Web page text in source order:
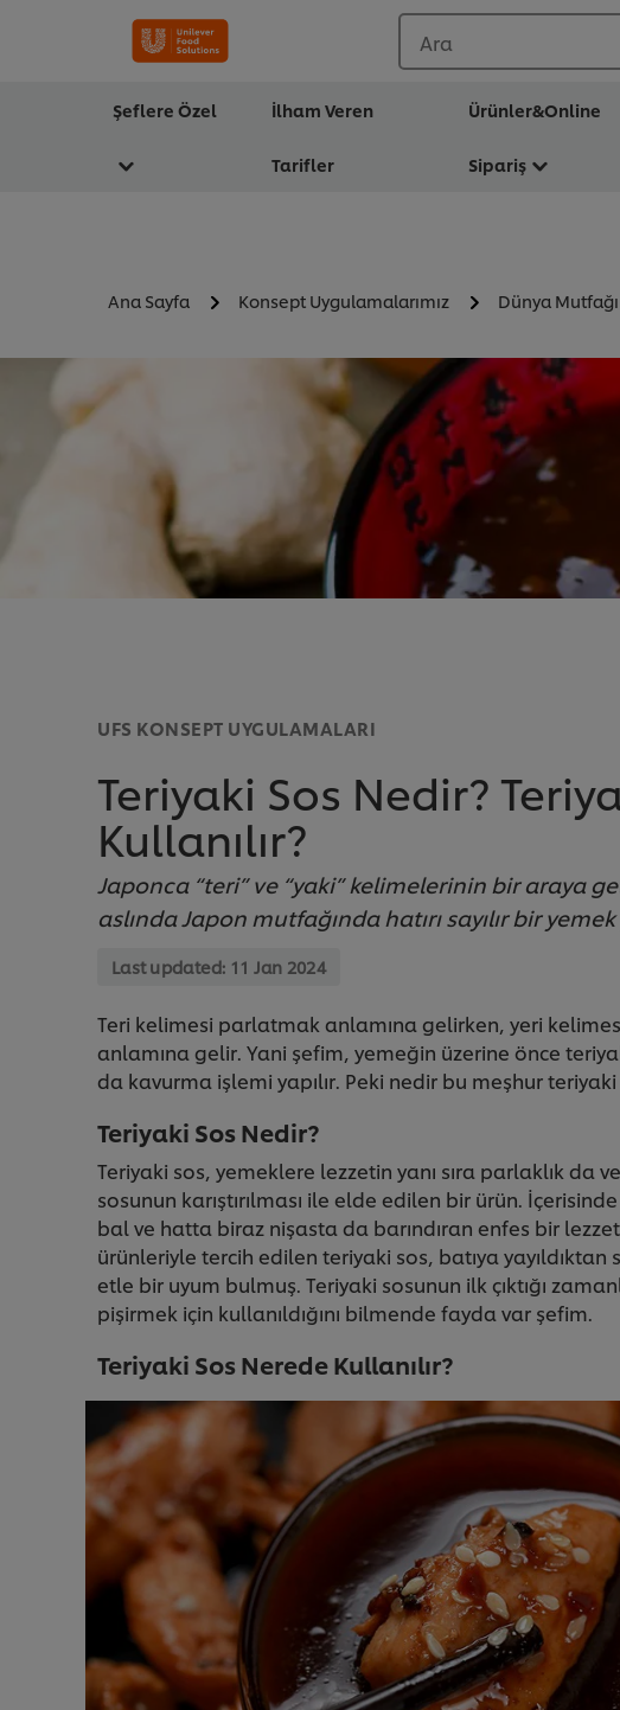
Ara
Şeflere Özel İlham Veren
Tarifler
Ürünler&Online
Sipariş
Ana Sayfa Konsept Uygulamalarımız Dünya
UFS KONSEPT UYGULAMALARI
Teriyaki Sos Nedir?
Kullanılır?
Japonca “teri” ve “yaki” kelimelerinin bir araya
aslında Japon mutfağında hatırı sayılır bir
Last updated: 11 Jan 2024
Teri kelimesi parlatmak anlamına gelirken, yeri
anlamına gelir. Yani şefim, yemeğin üzerine önce
da kavurma işlemi yapılır. Peki nedir bu meşhur
Teriyaki Sos Nedir?
Teriyaki sos, yemeklere lezzetin yanı sıra parlaklık da
sosunun karıştırılması ile elde edilen bir ürün.
bal ve hatta biraz nişasta da barındıran enfes bir
ürünleriyle tercih edilen teriyaki sos, batıya yayıldıktan
etle bir uyum bulmuş. Teriyaki sosunun ilk çıktığı
pişirmek için kullanıldığını bilmende fayda var şefim.
Teriyaki Sos Nerede Kullanılır?